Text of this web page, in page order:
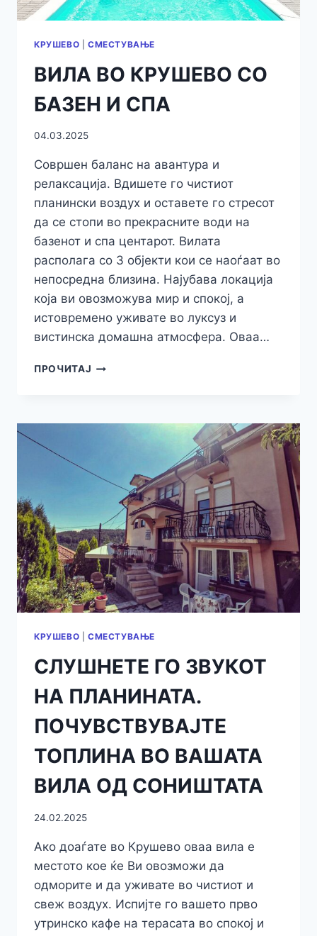
КРУШЕВО СМЕСТУВАЊЕ
ВИЛА ВО КРУШЕВО СО
БАЗЕН И СПА
04.03.2025
Совршен баланс на авантура и
релаксација. Вдишете го чистиот
планински воздух и оставете го стресот
да се стопи во прекрасните води на
базенот и спа центарот. Вилата
располага со 3 објекти кои се наоѓаат во
непосредна близина. Најубава локација
која ви овозможува мир и спокој, а
истовремено уживате во луксуз и
вистинска домашна атмосфера. Оваа…
ПРОЧИТАЈ ВИЛА
БАЗЕН
КРУШЕВО СМЕСТУВАЊЕ
СЛУШНЕТЕ ГО ЗВУКОТ
НА ПЛАНИНАТА.
ПОЧУВСТВУВАЈТЕ
ТОПЛИНА ВО ВАШАТА
ВИЛА ОД СОНИШТАТА
24.02.2025
Ако доаѓате во Крушево oваа вила е
местото кое ќе Ви овозможи да
одморите и да уживате во чистиот и
свеж воздух. Испијте го вашето прво
утринско кафе на терасата во спокој и